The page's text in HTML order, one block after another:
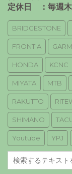
定休日 ：毎週木
BRIDGESTONE
FRONTIA
HONDA KCNC
MIYATA MTB
RAKUTTO
SHIMANO
Youtube YPJ